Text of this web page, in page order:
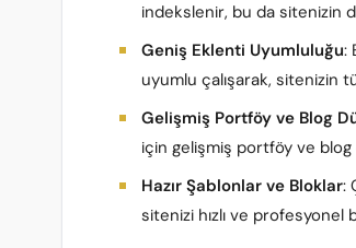
indekslenir, bu da sitenizin
Geniş Eklenti Uyumluluğu:
uyumlu çalışarak, sitenizin
Gelişmiş Portföy ve Blog
için gelişmiş portföy ve
Hazır Şablonlar ve Bloklar:
sitenizi hızlı ve